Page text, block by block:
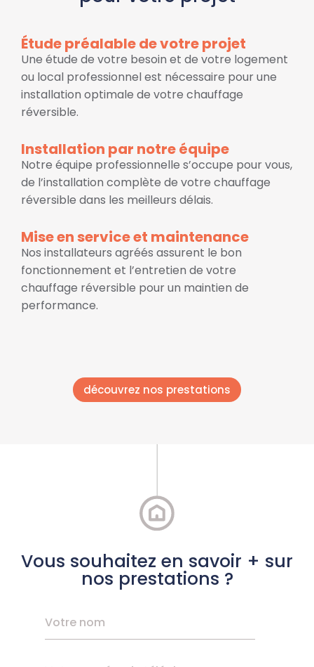
Étude préalable de votre projet
Une étude de votre besoin et de votre logement
ou local professionnel est nécessaire pour une
installation optimale de votre chauffage
réversible.
Installation par notre équipe
Notre équipe professionnelle s’occupe pour vous,
de l’installation complète de votre chauffage
réversible dans les meilleurs délais.
Mise en service et maintenance
Nos installateurs agréés assurent le bon
fonctionnement et l’entretien de votre
chauffage réversible pour un maintien de
performance.
découvrez nos prestations
Vous souhaitez en savoir + sur
nos prestations ?